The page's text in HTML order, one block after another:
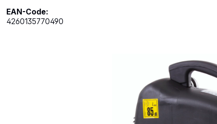
EAN-Code:
4260135770490